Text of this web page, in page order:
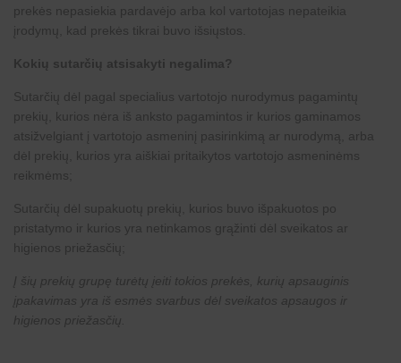
prekės nepasiekia pardavėjo arba kol vartotojas nepateikia
įrodymų, kad prekės tikrai buvo išsiųstos.
Kokių sutarčių atsisakyti negalima?
Sutarčių dėl pagal specialius vartotojo nurodymus pagamintų
prekių, kurios nėra iš anksto pagamintos ir kurios gaminamos
atsižvelgiant į vartotojo asmeninį pasirinkimą ar nurodymą, arba
dėl prekių, kurios yra aiškiai pritaikytos vartotojo asmeninėms
reikmėms;
Sutarčių dėl supakuotų prekių, kurios buvo išpakuotos po
pristatymo ir kurios yra netinkamos grąžinti dėl sveikatos ar
higienos priežasčių;
Į šių prekių grupę turėtų įeiti tokios prekės, kurių apsauginis
įpakavimas yra iš esmės svarbus dėl sveikatos apsaugos ir
higienos priežasčių.